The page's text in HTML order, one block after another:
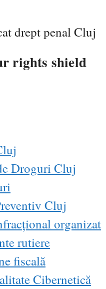
rights shield
Droguri Cluj
Cluj
organizat
rutiere
fiscală
Cibernetică